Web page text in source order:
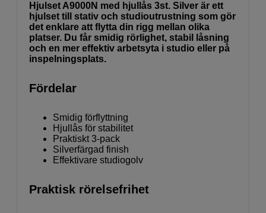
Hjulset A9000N med hjullås 3st. Silver är ett
hjulset till stativ och studioutrustning som gör
det enklare att flytta din rigg mellan olika
platser. Du får smidig rörlighet, stabil låsning
och en mer effektiv arbetsyta i studio eller på
inspelningsplats.
Fördelar
Smidig förflyttning
Hjullås för stabilitet
Praktiskt 3-pack
Silverfärgad finish
Effektivare studiogolv
Praktisk rörelsefrihet